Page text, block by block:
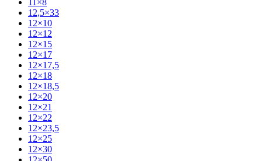
11×8
12,5×33
12×10
12×12
12×15
12×17
12×17,5
12×18
12×18,5
12×20
12×21
12×22
12×23,5
12×25
12×30